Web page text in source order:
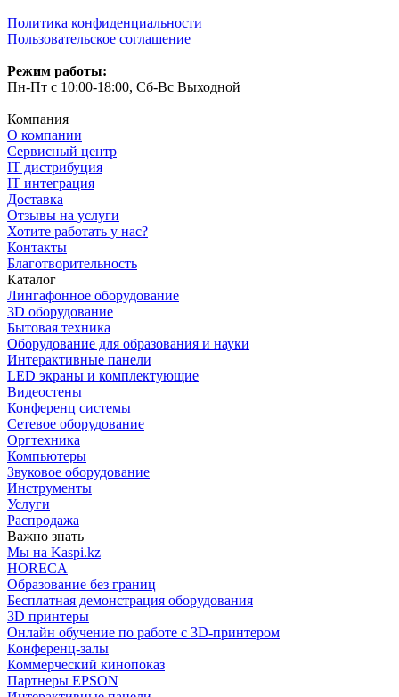
Политика конфиденциальности
Пользовательское соглашение
Режим работы:
Пн-Пт с 10:00-18:00, Сб-Вс Выходной
Компания
О компании
Сервисный центр
IT дистрибуция
IT интеграция
Доставка
Отзывы на услуги
Хотите работать у нас?
Контакты
Благотворительность
Каталог
Лингафонное оборудование
3D оборудование
Бытовая техника
Оборудование для образования и науки
Интерактивные панели
LED экраны и комплектующие
Видеостены
Конференц системы
Сетевое оборудование
Оргтехника
Компьютеры
Звуковое оборудование
Инструменты
Услуги
Распродажа
Важно знать
Мы на Kaspi.kz
HORECA
Образование без границ
Бесплатная демонстрация оборудования
3D принтеры
Онлайн обучение по работе с 3D-принтером
Конференц-залы
Коммерческий кинопоказ
Партнеры EPSON